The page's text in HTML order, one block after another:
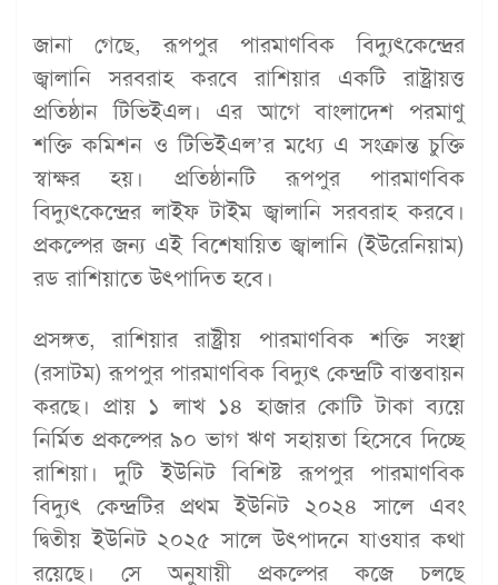
জানা গেছে, রূপপুর পারমাণবিক বিদ্যুৎকেন্দ্রের
জ্বালানি সরবরাহ করবে রাশিয়ার একটি রাষ্ট্রায়ত্ত
প্রতিষ্ঠান টিভিইএল। এর আগে বাংলাদেশ পরমাণু
শক্তি কমিশন ও টিভিইএল’র মধ্যে এ সংক্রান্ত চুক্তি
স্বাক্ষর হয়। প্রতিষ্ঠানটি রূপপুর পারমাণবিক
বিদ্যুৎকেন্দ্রের লাইফ টাইম জ্বালানি সরবরাহ করবে।
প্রকল্পের জন্য এই বিশেষায়িত জ্বালানি (ইউরেনিয়াম)
রড রাশিয়াতে উৎপাদিত হবে।
প্রসঙ্গত, রাশিয়ার রাষ্ট্রীয় পারমাণবিক শক্তি সংস্থা
(রসাটম) রূপপুর পারমাণবিক বিদ্যুৎ কেন্দ্রটি বাস্তবায়ন
করছে। প্রায় ১ লাখ ১৪ হাজার কোটি টাকা ব্যয়ে
নির্মিত প্রকল্পের ৯০ ভাগ ঋণ সহায়তা হিসেবে দিচ্ছে
রাশিয়া। দুটি ইউনিট বিশিষ্ট রূপপুর পারমাণবিক
বিদ্যুৎ কেন্দ্রটির প্রথম ইউনিট ২০২৪ সালে এবং
দ্বিতীয় ইউনিট ২০২৫ সালে উৎপাদনে যাওযার কথা
রয়েছে। সে অনুযায়ী প্রকল্পের কজে চলছে